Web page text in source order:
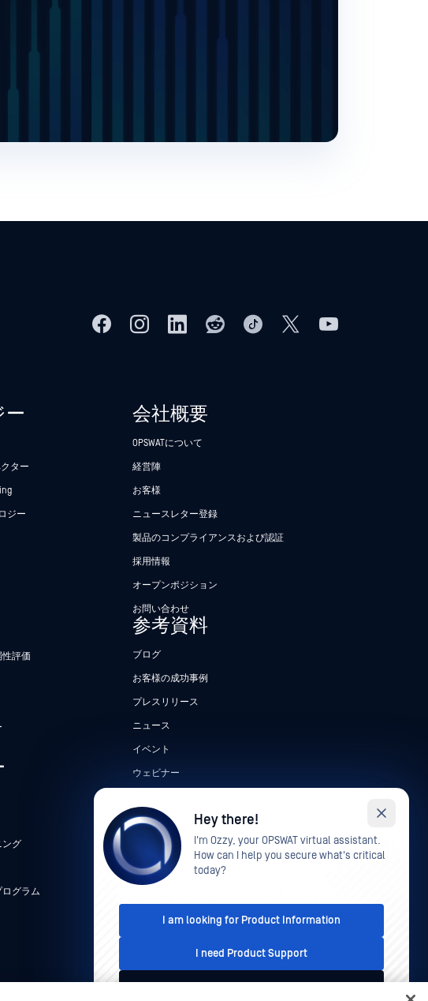
ー
ター
ジー
評価
ング
グラム
会社概要
OPSWATについて
経営陣
お客様
ニュースレター登録
製品のコンプライアンスおよび認証
採用情報
オープンポジション
お問い合わせ
参考資料
ブログ
お客様の成功事例
プレスリリース
ニュース
イベント
ウェビナー
ホワイトペーパー
無料ツール
Hey there!
I'm Ozzy, your OPSWAT virtual assistant.
How can I help you secure what's critical
today?
I am looking for Product Information
I need Product Support